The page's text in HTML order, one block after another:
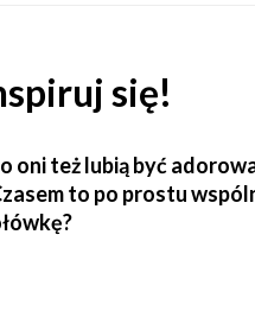
się!
oni też lubią być
to po prostu